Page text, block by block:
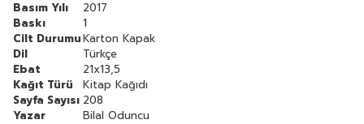
Basım Yılı
2017
Baskı
1
Cilt DurumuKarton Kapak
Dil
Türkçe
Ebat
21x13,5
Kağıt Türü
Kitap Kağıdı
Sayfa Sayısı 208
Yazar
Bilal Oduncu